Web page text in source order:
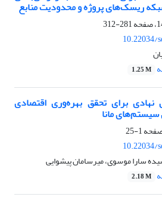
ریسک‌های پروژه و محدودیت منابع
281-312
10.22034/
1.25 M
برای تحقق بهره‌وری اقتصادی
سیستم‌های مانا
1-25
10.22034/
سارا موسوی، میرسامان پیشوایی
2.18 M